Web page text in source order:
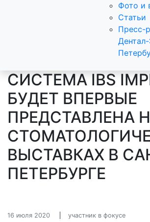
Фото и
Статьи
Пресс-
СИСТЕМА IBS
БУДЕТ ВПЕРВЫЕ
ПРЕДСТАВЛЕНА
ВЫСТАВКАХ В
ПЕТЕРБУРГЕ
16 июля 2020 участник в фокусе